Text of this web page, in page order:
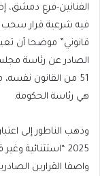
الفنانين-فرع
فيه شرعية قرار سحب
51 من القانون
هي رئاسة الحكومة.
2025 “استثنائية
واصفا القرارين